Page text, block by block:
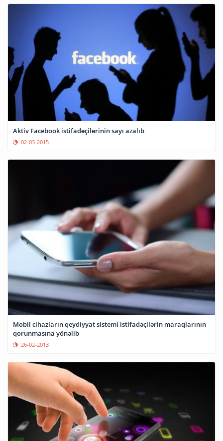
Aktiv Facebook istifadəçilərinin sayı azalıb
02-03-2015
Mobil cihazların qeydiyyat sistemi istifadəçilərin maraqlarının
qorunmasına yönəlib
26-02-2013